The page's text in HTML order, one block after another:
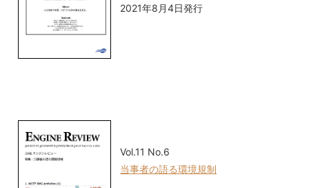
2021年8月4日発行
Vol.11 No.6
当事者の語る環境規制